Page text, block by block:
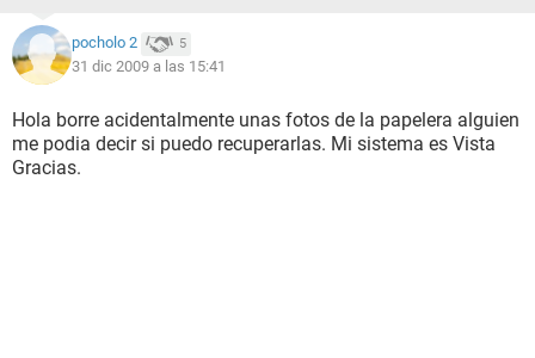
pocholo 2 5
31 dic 2009 a las 15:41
Hola borre acidentalmente unas fotos de la papelera alguien
me podia decir si puedo recuperarlas. Mi sistema es Vista
Gracias.